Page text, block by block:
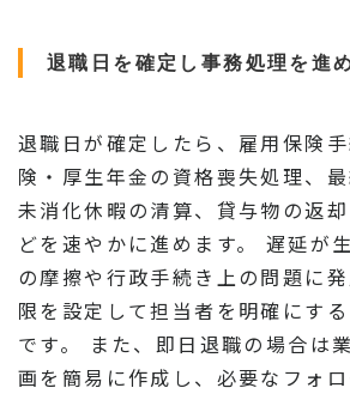
退職日を確定し事務処理を進
退職日が確定したら、雇用保険
険・厚生年金の資格喪失処理、最
未消化休暇の清算、貸与物の返
どを速やかに進めます。 遅延が
の摩擦や行政手続き上の問題に
限を設定して担当者を明確にす
です。 また、即日退職の場合は
画を簡易に作成し、必要なフォ